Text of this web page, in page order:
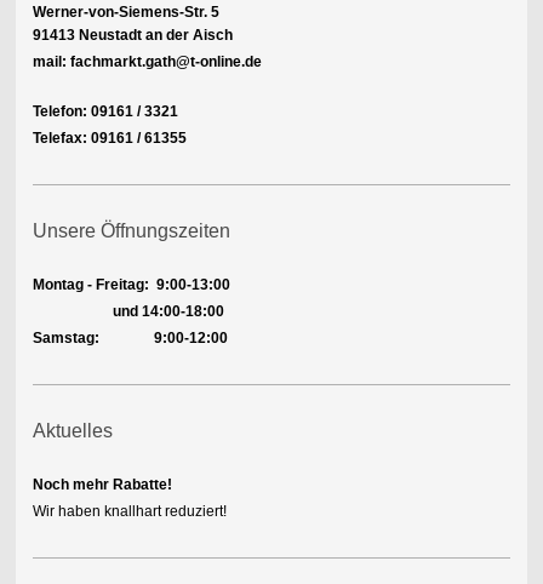
Werner-von-Siemens-Str. 5
91413 Neustadt an der Aisch
mail: fachmarkt.gath@t-online.de
Telefon: 09161 / 3321
Telefax: 09161 / 61355
Unsere Öffnungszeiten
Montag - Freitag: 9:00-13:00
und 14:00-18:00
Samstag: 9:00-12:00
Aktuelles
Noch mehr Rabatte!
Wir haben knallhart reduziert!